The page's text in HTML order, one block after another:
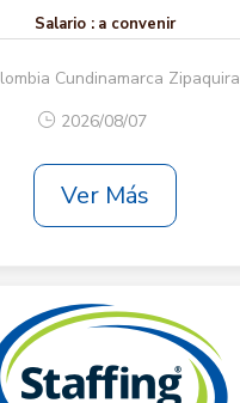
Salario : a convenir
Cundinamarca Zipaquira
2026/08/07
Ver Más